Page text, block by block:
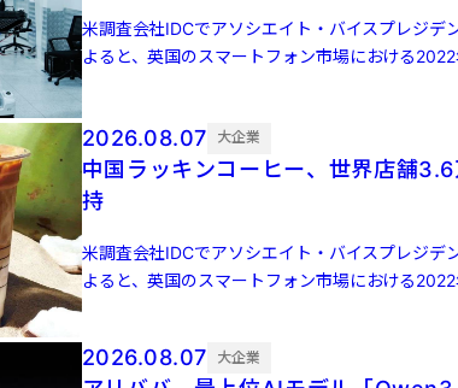
米調査会社IDCでアソシエイト・バイスプレジ
よると、英国のスマートフォン市場における
増 […]
2026.08.07 大企業
中国ラッキンコーヒー、世界店舗
持
米調査会社IDCでアソシエイト・バイスプレジ
よると、英国のスマートフォン市場における
増 […]
2026.08.07 大企業